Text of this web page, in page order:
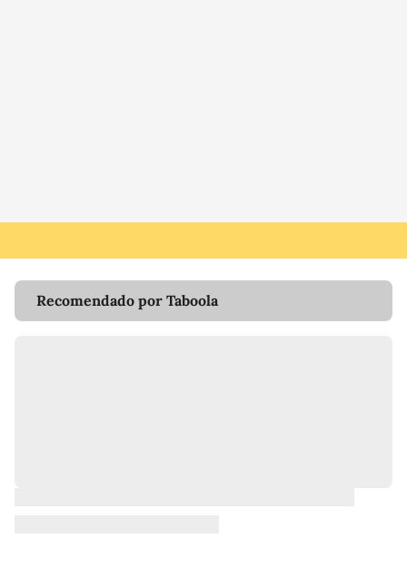
Recomendado por Taboola